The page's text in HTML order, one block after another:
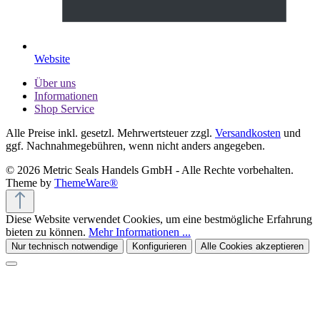
Website
Über uns
Informationen
Shop Service
Alle Preise inkl. gesetzl. Mehrwertsteuer zzgl. Versandkosten und
ggf. Nachnahmegebühren, wenn nicht anders angegeben.
© 2026 Metric Seals Handels GmbH - Alle Rechte vorbehalten.
Theme by ThemeWare®
Diese Website verwendet Cookies, um eine bestmögliche Erfahrung
bieten zu können. Mehr Informationen ...
Nur technisch notwendige Konfigurieren Alle Cookies akzeptieren